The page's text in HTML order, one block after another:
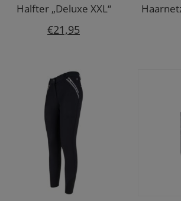
Halfter „Deluxe XXL“
€21,95